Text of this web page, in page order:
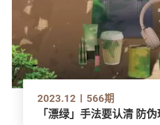
2023.12 566期
「漂绿」手法要认清 防